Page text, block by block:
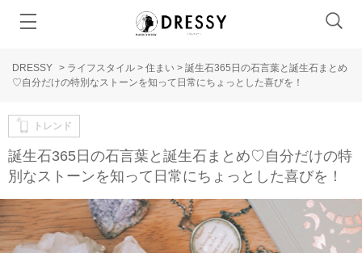
DRESSY > ライフスタイル > 住まい > 誕生石365日の石言葉と誕生石まとめ
♡自分だけの特別なストーンを知って日常にちょっとした喜びを！
トレンド
誕生石365日の石言葉と誕生石まとめ♡自分だけの特
別なストーンを知って日常にちょっとした喜びを！